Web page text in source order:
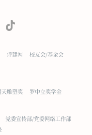
评建网
校友会/基金会
天雕塑奖 罗中立奖学金
党委宣传部/党委网络工作部